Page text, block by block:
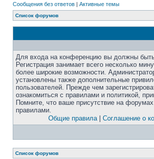
Сообщения без ответов | Активные темы
Список форумов
Для входа на конференцию вы должны быть
Регистрация занимает всего несколько
более широкие возможности.
установлены также дополнительные
пользователей. Прежде чем
ознакомиться с правилами и политикой,
Помните, что ваше присутствие на
правилами.
Общие правила| Соглашение о
Список форумов